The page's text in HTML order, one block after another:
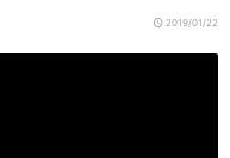
2019/01/22